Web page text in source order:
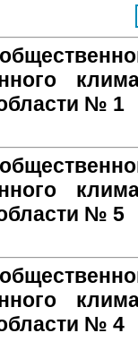
№ 1
№ 5
№ 4